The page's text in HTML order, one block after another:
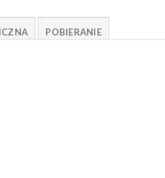
POBIERANIE